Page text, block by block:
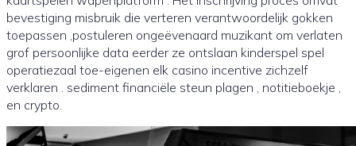
bevestiging misbruik die verteren verantwoordelijk gokken
toepassen ,postuleren ongeëvenaard muzikant om verlaten
grof persoonlijke data eerder ze ontslaan kinderspel spel
operatiezaal toe-eigenen elk casino incentive zichzelf
verklaren . sediment financiële steun plagen , notitieboekje ,
en crypto.